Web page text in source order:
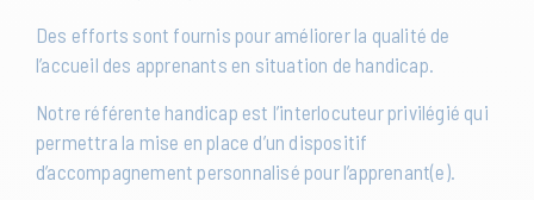
Des efforts sont fournis pour améliorer la qualité de
l’accueil des apprenants en situation de handicap.
Notre référente handicap est l’interlocuteur privilégié qui
permettra la mise en place d’un dispositif
d’accompagnement personnalisé pour l’apprenant(e).